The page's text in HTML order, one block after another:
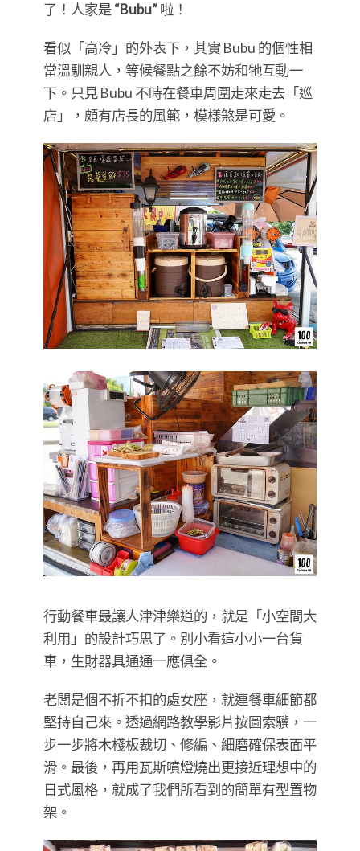
了！人家是“Bubu”啦！
看似「高冷」的外表下，其實 Bubu 的個性相
當溫馴親人，等候餐點之餘不妨和牠互動一
下。只見 Bubu 不時在餐車周圍走來走去「巡
店」，頗有店長的風範，模樣煞是可愛。
行動餐車最讓人津津樂道的，就是「小空間大
利用」的設計巧思了。別小看這小小一台貨
車，生財器具通通一應俱全。
老闆是個不折不扣的處女座，就連餐車細節都
堅持自己來。透過網路教學影片按圖索驥，一
步一步將木棧板裁切、修編、細磨確保表面平
滑。最後，再用瓦斯噴燈燒出更接近理想中的
日式風格，就成了我們所看到的簡單有型置物
架。